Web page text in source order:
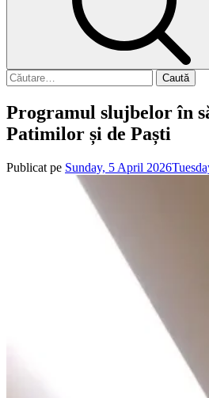
Caută
după:
Programul slujbelor în
Patimilor și de Paști
Publicat pe Sunday, 5 April 2026